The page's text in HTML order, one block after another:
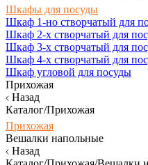
Шкафы для посуды
Шкаф 1-но створчатый для
Шкаф 2-х створчатый для
Шкаф 3-х створчатый для
Шкаф 4-х створчатый для
Шкаф угловой для посуды
Прихожая
Назад
Каталог/Прихожая
Прихожая
Вешалки напольные
Назад